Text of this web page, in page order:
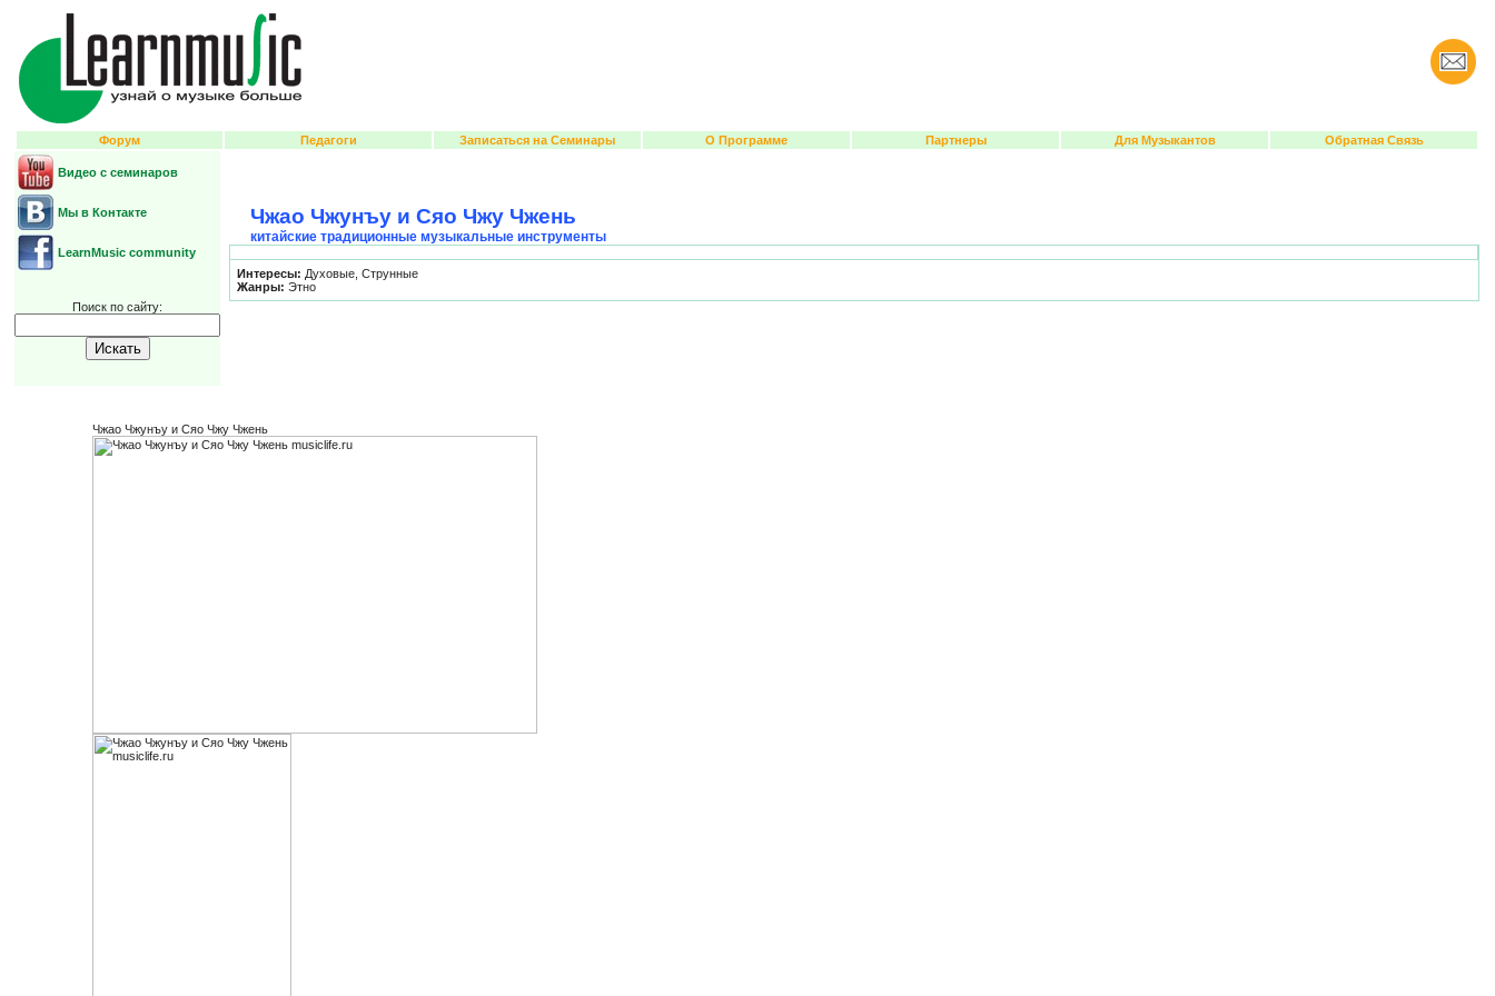
Форум Педагоги Записаться на Семинары О Программе Партнеры Для Музыкантов Обратная Связь
Видео с семинаров
Мы в Контакте
LearnMusic community
Поиск по сайту:
Чжао Чжунъу и Сяо Чжу Чжень
китайские традиционные музыкальные инструменты
Интересы: Духовые, Струнные
Жанры: Этно
Чжао Чжунъу и Сяо Чжу Чжень